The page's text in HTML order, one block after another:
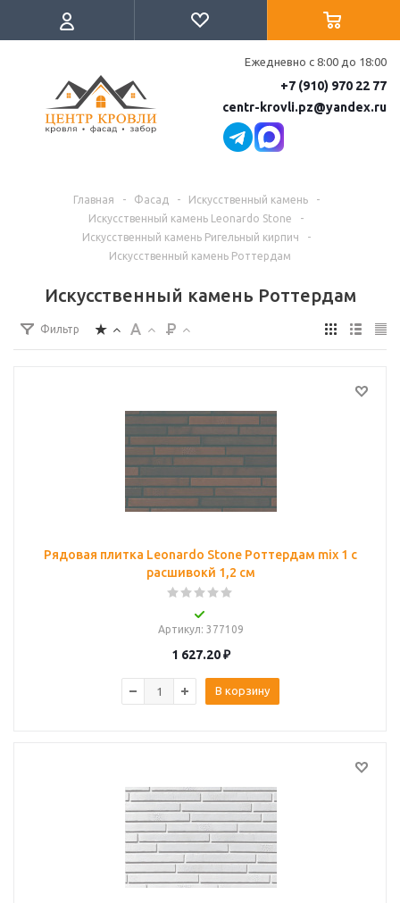
Ежедневно с 8:00 до 18:00
+7 (910) 970 22 77
centr-krovli.pz@yandex.ru
Главная - Фасад - Искусственный камень
-
Искусственный камень Leonardo Stone
-
Искусственный камень Ригельный кирпич
-
Искусственный камень Роттердам
Искусственный камень Роттердам
Фильтр
Рядовая плитка Leonardo Stone Роттердам mix 1 с
расшивокй 1,2 см
Артикул: 377109
1 627.20₽
В корзину